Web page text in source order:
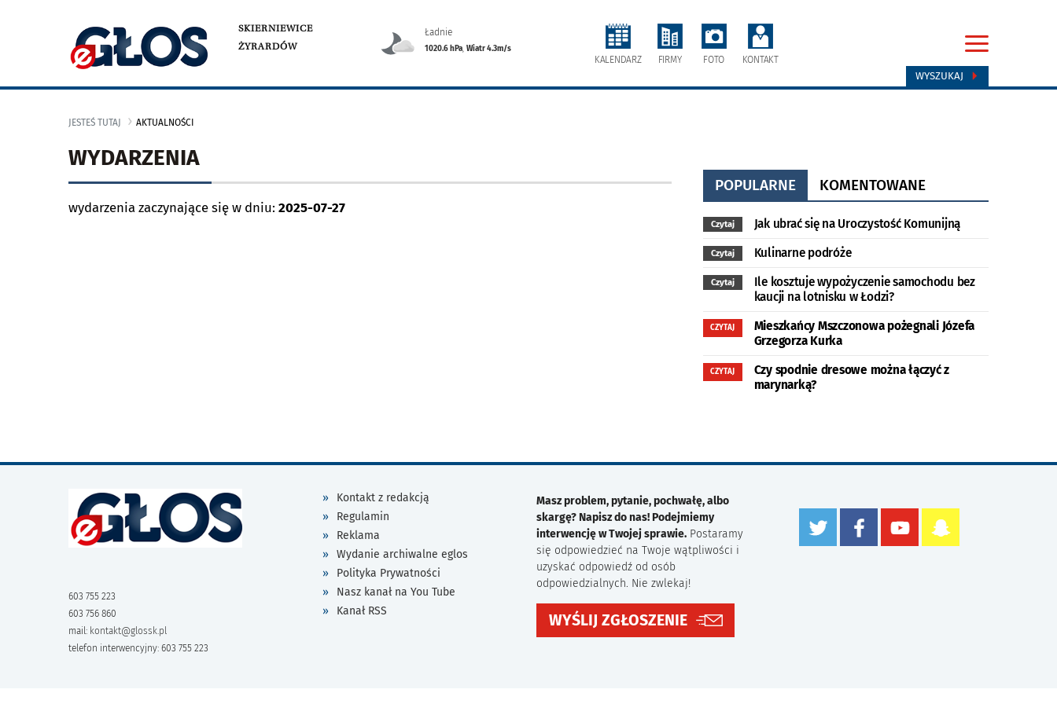
SKIERNIEWICE
ŻYRARDÓW
Ładnie
1020.6 hPa,Wiatr 4.3m/s
KALENDARZ FIRMY FOTO KONTAKT
WYSZUKAJ
JESTEŚ TUTAJ AKTUALNOŚCI
WYDARZENIA
wydarzenia zaczynające się w dniu: 2025-07-27
POPULARNE KOMENTOWANE
Czytaj Jak ubrać się na Uroczystość Komunijną
Czytaj Kulinarne podróże
Czytaj
Ile kosztuje wypożyczenie samochodu bez
kaucji na lotnisku w Łodzi?
CZYTAJ
Mieszkańcy Mszczonowa pożegnali Józefa
Grzegorza Kurka
CZYTAJ
Czy spodnie dresowe można łączyć z
marynarką?
603 755 223
603 756 860
mail: kontakt@glossk.pl
telefon interwencyjny: 603 755 223
Kontakt z redakcją
Regulamin
Reklama
Wydanie archiwalne eglos
Polityka Prywatności
Nasz kanał na You Tube
Kanał RSS
Masz problem, pytanie, pochwałę, albo
skargę? Napisz do nas! Podejmiemy
interwencję w Twojej sprawie. Postaramy
się odpowiedzieć na Twoje wątpliwości i
uzyskać odpowiedź od osób
odpowiedzialnych. Nie zwlekaj!
WYŚLIJ ZGŁOSZENIE